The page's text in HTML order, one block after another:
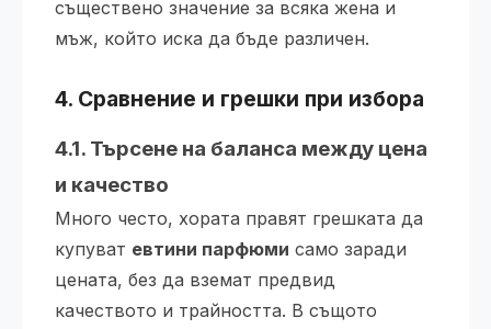
съществено значение за всяка жена и
мъж, който иска да бъде различен.
4. Сравнение и грешки при избора
4.1. Търсене на баланса между цена
и качество
Много често, хората правят грешката да
купуват евтини парфюми само заради
цената, без да вземат предвид
качеството и трайността. В същото